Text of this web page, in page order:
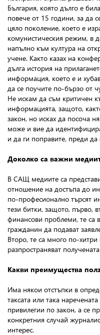
България, която дълго е
повече от 15 години, за да
цяло поколение, което е
комунистическия режим, в
напълно към култура на
учене. Както казах на
дълга история на
информация, което е и
да се поучите по-бързо от
Не искам да съм критичен
информацията, защото,
закон, но исках да посоча
може и вие да
и да ги поправите, преди да
Доколко са важни
В САЩ медиите са
отношение на достъпа до
по-професионално търсят
тези битки, защото, първо,
финансови проблеми, те са
гражданин да подават
Второ, те са много по-
разпространяват
Какви преимущества
Има някои отстъпки в
таксата или така
привилегии по закон, а се
конкретния случай
интерес.